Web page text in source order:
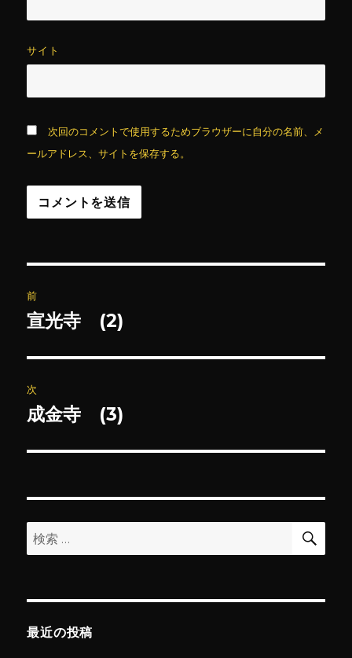
サイト
次回のコメントで使用するためブラウザーに自分の名前、メ
ールアドレス、サイトを保存する。
稿
ビ
ゲ
ー
ン
前
前
投
稿:
宣光寺 (2)
次
次
投
成金寺 (3)
検
索:
検
最近の投稿